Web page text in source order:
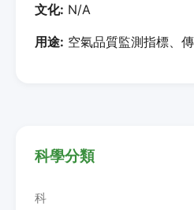
文化: N/A
用途: 空氣品質監測指標、
科學分類
科